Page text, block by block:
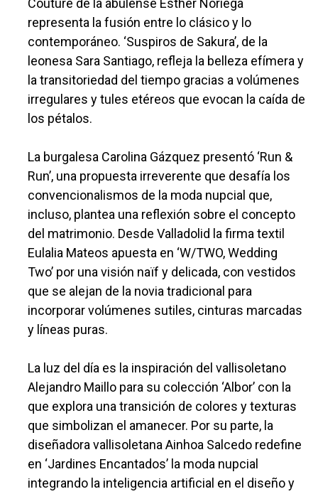
Couture de la abulense Esther Noriega
representa la fusión entre lo clásico y lo
contemporáneo. ‘Suspiros de Sakura’, de la
leonesa Sara Santiago, refleja la belleza efímera y
la transitoriedad del tiempo gracias a volúmenes
irregulares y tules etéreos que evocan la caída de
los pétalos.
La burgalesa Carolina Gázquez presentó ‘Run &
Run’, una propuesta irreverente que desafía los
convencionalismos de la moda nupcial que,
incluso, plantea una reflexión sobre el concepto
del matrimonio. Desde Valladolid la firma textil
Eulalia Mateos apuesta en ‘W/TWO, Wedding
Two’ por una visión naïf y delicada, con vestidos
que se alejan de la novia tradicional para
incorporar volúmenes sutiles, cinturas marcadas
y líneas puras.
La luz del día es la inspiración del vallisoletano
Alejandro Maillo para su colección ‘Albor’ con la
que explora una transición de colores y texturas
que simbolizan el amanecer. Por su parte, la
diseñadora vallisoletana Ainhoa Salcedo redefine
en ‘Jardines Encantados’ la moda nupcial
integrando la inteligencia artificial en el diseño y